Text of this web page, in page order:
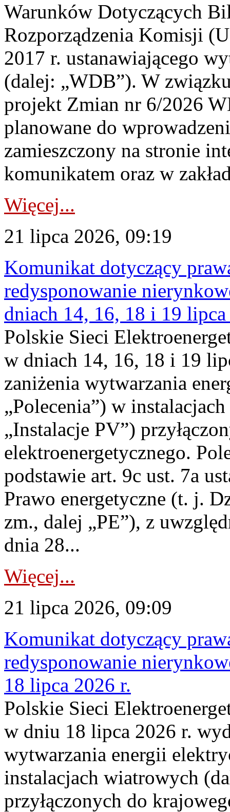
Warunków Dotyczących
Rozporządzenia Komisji
2017 r. ustanawiającego
(dalej: „WDB”). W
projekt Zmian nr 6/2026
planowane do
zamieszczony na stronie
komunikatem oraz w
Więcej...
21 lipca 2026, 09:19
Komunikat dotyczący
redysponowanie
dniach 14, 16, 18 i 19
Polskie Sieci
w dniach 14, 16, 18 i 19
zaniżenia wytwarzania
„Polecenia”) w
„Instalacje PV”)
elektroenergetycznego.
podstawie art. 9c ust. 7a
Prawo energetyczne (t. j.
zm., dalej „PE”), z
dnia 28...
Więcej...
21 lipca 2026, 09:09
Komunikat dotyczący
redysponowanie
18 lipca 2026 r.
Polskie Sieci
w dniu 18 lipca 2026 r.
wytwarzania energii
instalacjach wiatrowych
przyłączonych do